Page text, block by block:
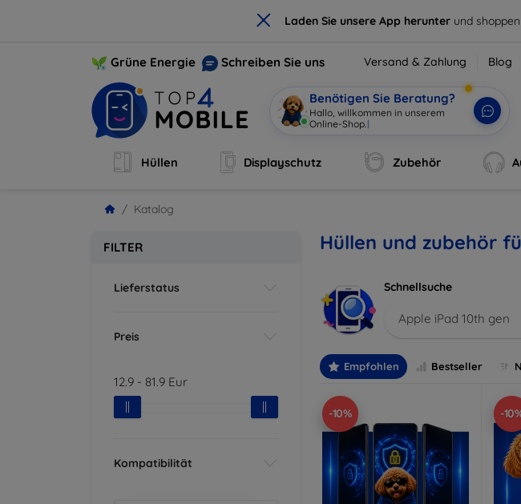
× Laden Sie unsere App herunter und
Grüne Energie Schreiben Sie uns Versand & Zahlung Blog
Benötigen Sie Beratung?
|
Hüllen Displayschutz Zubehör
Katalog
FILTER
Lieferstatus
Preis
12.9 - 81.9 Eur
Kompatibilität
Hüllen und zubehör
Schnellsuche
Apple iPad 10th gen
Empfohlen Bestseller
-10% -